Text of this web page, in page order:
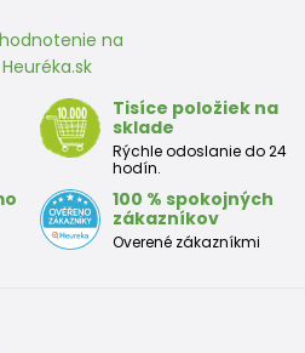
na
Tisíce položiek na
sklade
Rýchle odoslanie do 24
hodín.
100 % spokojných
zákazníkov
Overené zákazníkmi